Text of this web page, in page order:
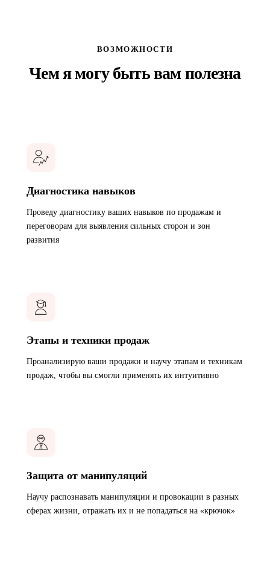
ВОЗМОЖНОСТИ
Чем я могу быть вам полезна
Диагностика навыков
Проведу диагностику ваших навыков по продажам и
переговорам для выявления сильных сторон и зон
развития
Этапы и техники продаж
Проанализирую ваши продажи и научу этапам и техникам
продаж, чтобы вы смогли применять их интуитивно
Защита от манипуляций
Научу распознавать манипуляции и провокации в разных
сферах жизни, отражать их и не попадаться на «крючок»